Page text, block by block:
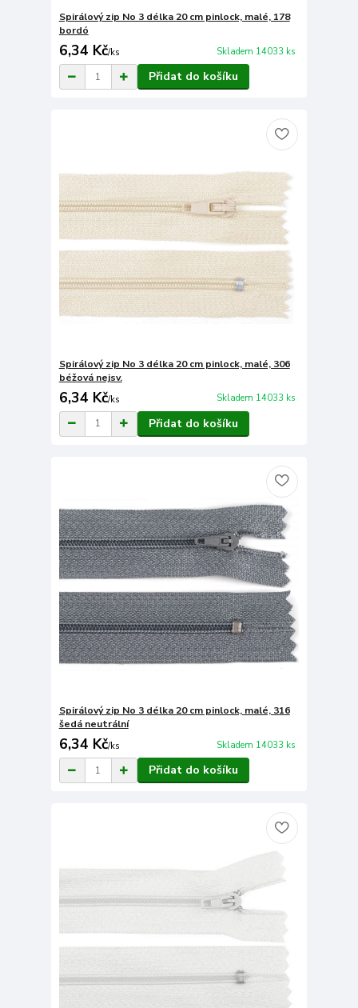
Spirálový zip No 3 délka 20 cm pinlock, malé, 178
bordó
6,34 Kč/ks Skladem 14033 ks
Přidat do košíku
Spirálový zip No 3 délka 20 cm pinlock, malé, 306
béžová nejsv.
6,34 Kč/ks Skladem 14033 ks
Přidat do košíku
Spirálový zip No 3 délka 20 cm pinlock, malé, 316
šedá neutrální
6,34 Kč/ks Skladem 14033 ks
Přidat do košíku